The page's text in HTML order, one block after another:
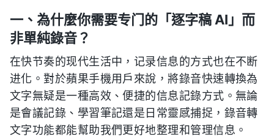
一、為什麼你需要专门的「逐字稿 AI」而
非單純錄音？
在快节奏的现代生活中，记录信息的方式也在不断
进化。對於蘋果手機用戶來說，將錄音快速轉換為
文字無疑是一種高效、便捷的信息記錄方式。無論
是會議記錄、學習筆記還是日常靈感捕捉，錄音轉
文字功能都能幫助我們更好地整理和管理信息。